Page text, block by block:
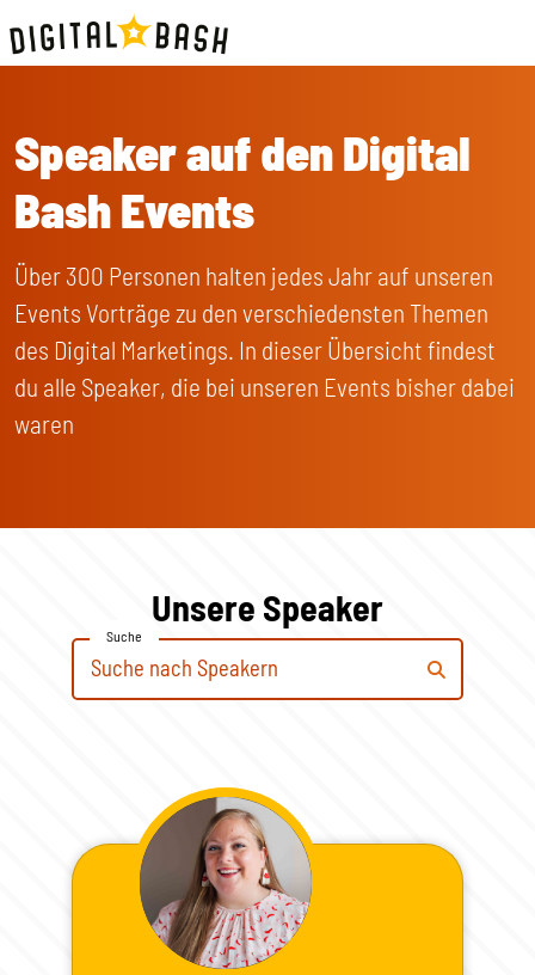
Speaker auf den Digital
Bash Events
Über 300 Personen halten jedes Jahr auf unseren
Events Vorträge zu den verschiedensten Themen
des Digital Marketings. In dieser Übersicht findest
du alle Speaker, die bei unseren Events bisher dabei
waren
Unsere Speaker
Suche